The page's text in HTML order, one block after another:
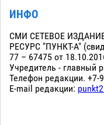
ИНФО
СМИ СЕТЕВОЕ
РЕСУРС "ПУНКТ-А"
77 – 67475 от
Учредитель - главный
Телефон редакции. +7-
E-mail редакции: